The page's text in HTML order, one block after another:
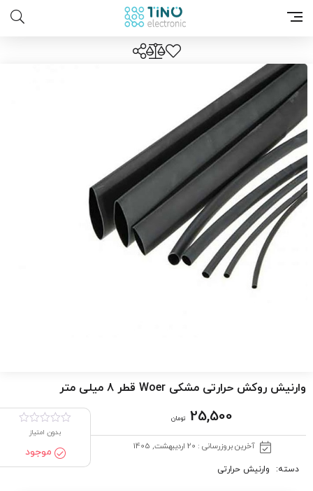
وارنیش روکش حرارتی مشکی Woer قطر 8 میلی متر
25,500 تومان
آخرین بروزرسانی : 20 اردیبهشت, 1405
بدون امتیاز
موجود
دسته: وارنیش حرارتی